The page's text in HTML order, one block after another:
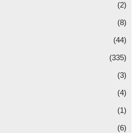
(2)
(8)
(44)
(335)
(3)
(4)
(1)
(6)